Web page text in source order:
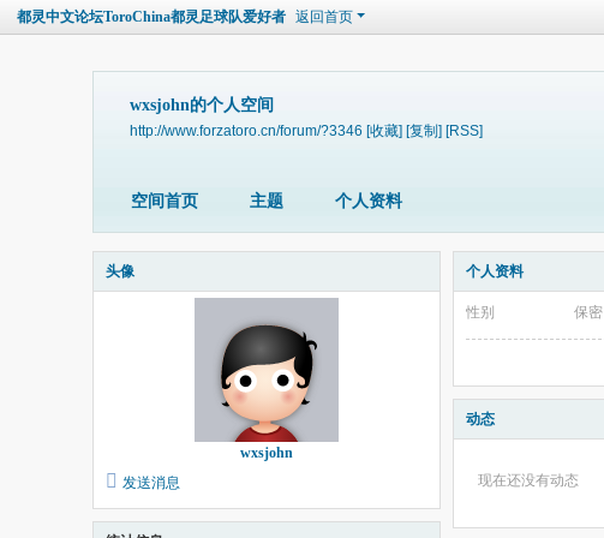
都灵中文论坛ToroChina都灵足球队爱好者 返回首页
wxsjohn的个人空间
http://www.forzatoro.cn/forum/?3346 [收藏] [复制] [RSS]
空间首页 主题 个人资料
头像
wxsjohn
发送消息
个人资料
性别 保密
动态
现在还没有动态